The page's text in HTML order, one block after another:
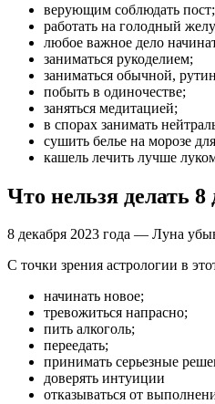
верующим соблюдать пост;
работать на голодный
любое важное дело
заниматься рукоделием;
заниматься обычной,
побыть в одиночестве;
заняться медитацией;
в спорах занимать
сушить белье на морозе
кашель лечить лучше
Что нельзя делать 8
8 декабря 2023 года — Луна
С точки зрения астрологии в
начинать новое;
тревожиться напрасно;
пить алкоголь;
переедать;
принимать серьезные
доверять интуиции
отказываться от